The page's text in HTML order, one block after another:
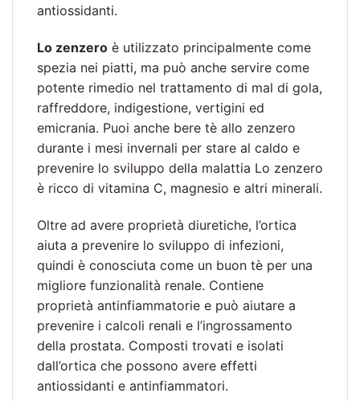
antiossidanti.
Lo zenzero è utilizzato principalmente come
spezia nei piatti, ma può anche servire come
potente rimedio nel trattamento di mal di gola,
raffreddore, indigestione, vertigini ed
emicrania. Puoi anche bere tè allo zenzero
durante i mesi invernali per stare al caldo e
prevenire lo sviluppo della malattia Lo zenzero
è ricco di vitamina C, magnesio e altri minerali.
Oltre ad avere proprietà diuretiche, l’ortica
aiuta a prevenire lo sviluppo di infezioni,
quindi è conosciuta come un buon tè per una
migliore funzionalità renale. Contiene
proprietà antinfiammatorie e può aiutare a
prevenire i calcoli renali e l’ingrossamento
della prostata. Composti trovati e isolati
dall’ortica che possono avere effetti
antiossidanti e antinfiammatori.